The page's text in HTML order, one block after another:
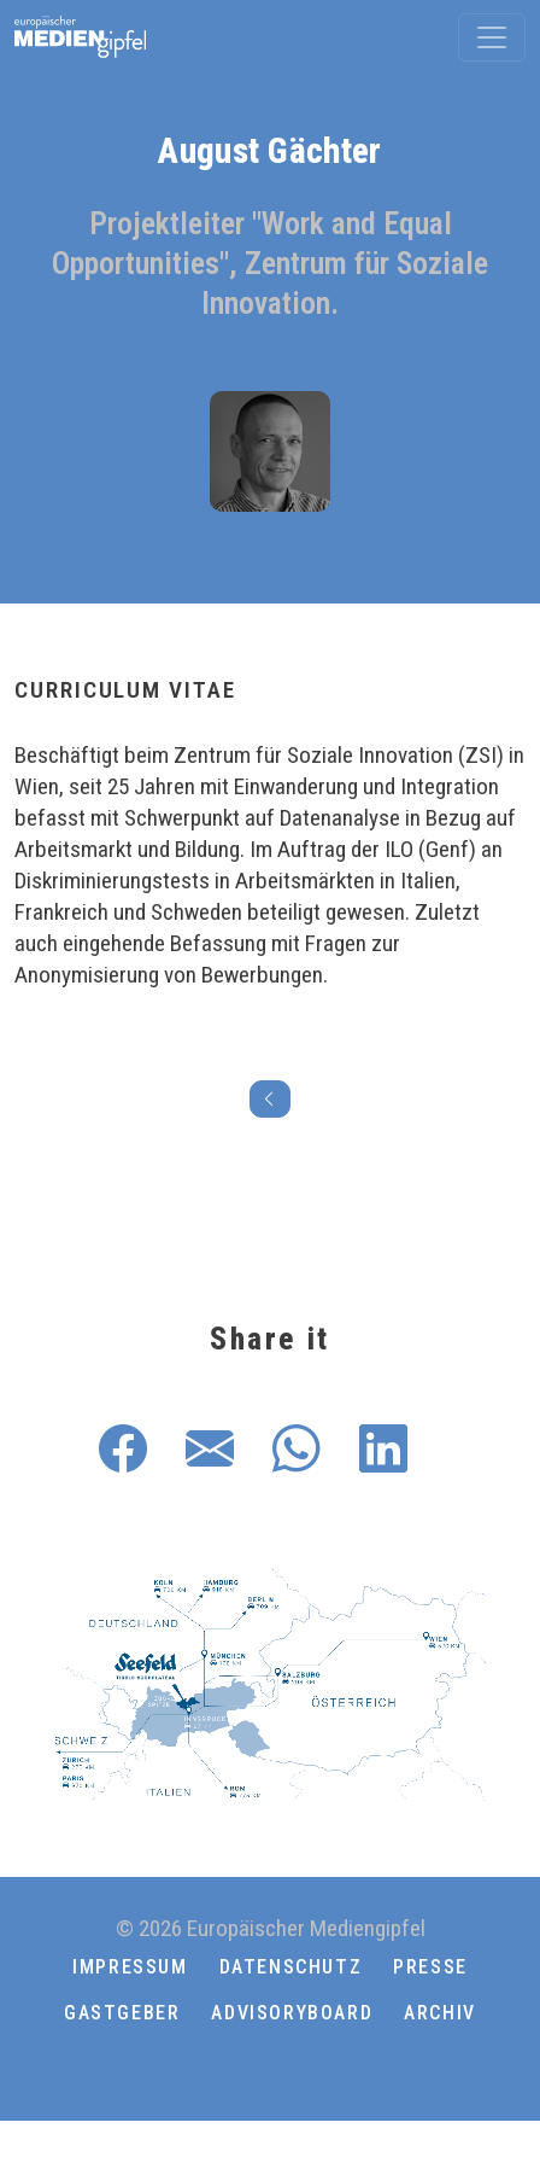
August Gächter
Projektleiter "Work and Equal
Opportunities", Zentrum für Soziale
Innovation.
CURRICULUM VITAE
Beschäftigt beim Zentrum für Soziale Innovation (ZSI) in
Wien, seit 25 Jahren mit Einwanderung und Integration
befasst mit Schwerpunkt auf Datenanalyse in Bezug auf
Arbeitsmarkt und Bildung. Im Auftrag der ILO (Genf) an
Diskriminierungstests in Arbeitsmärkten in Italien,
Frankreich und Schweden beteiligt gewesen. Zuletzt
auch eingehende Befassung mit Fragen zur
Anonymisierung von Bewerbungen.
Share it
© 2026 Europäischer Mediengipfel
IMPRESSUM DATENSCHUTZ
PRESSE
GASTGEBER
ADVISORYBOARD ARCHIV